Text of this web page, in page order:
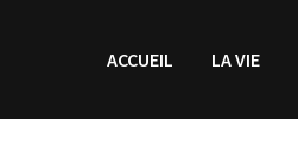
ACCUEIL LA VIE